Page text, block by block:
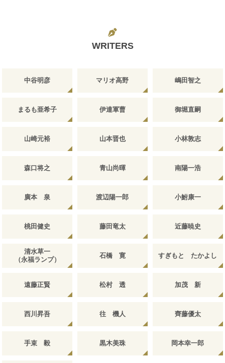
WRITERS
中谷明彦 マリオ高野 嶋田智之
まるも亜希子 伊達軍曹 御堀直嗣
山崎元裕 山本晋也 小林敦志
森口将之 青山尚暉 南陽一浩
廣本 泉 渡辺陽一郎 小鮒康一
桃田健史 藤田竜太 近藤暁史
清水草一
（永福ランプ）
石橋 寛 すぎもと たかよし
遠藤正賢 松村 透 加茂 新
西川昇吾 往 機人 齊藤優太
手束 毅 黒木美珠 岡本幸一郎